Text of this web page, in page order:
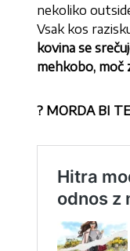
nekoliko
Vsak kos
kovina se
mehkobo, moč
? MORDA BI